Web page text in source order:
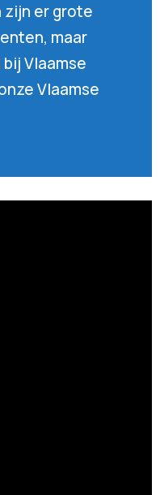
zijn er grote
maar
Vlaamse
Vlaamse